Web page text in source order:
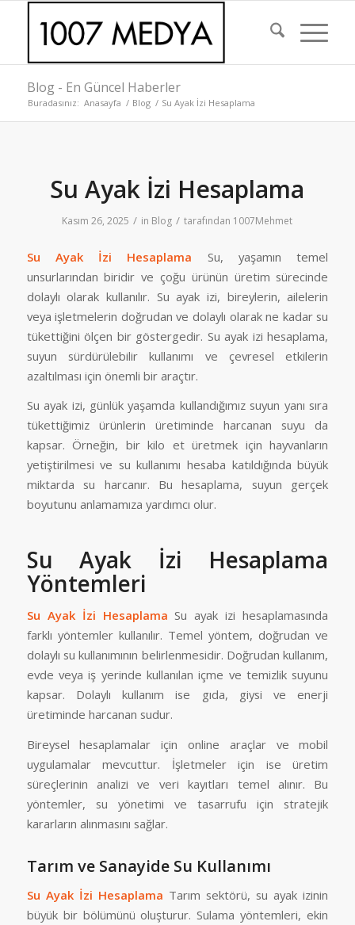
Blog - En Güncel Haberler
Buradasınız: Anasayfa / Blog / Su Ayak İzi Hesaplama
Su Ayak İzi Hesaplama
Kasım 26, 2025 / in Blog / tarafından 1007Mehmet
Su Ayak İzi Hesaplama
Su, yaşamın temel
unsurlarından biridir ve çoğu ürünün üretim sürecinde
dolaylı olarak kullanılır. Su ayak izi, bireylerin, ailelerin
veya işletmelerin doğrudan ve dolaylı olarak ne kadar su
tükettiğini ölçen bir göstergedir. Su ayak izi hesaplama,
suyun sürdürülebilir kullanımı ve çevresel etkilerin
azaltılması için önemli bir araçtır.
Su ayak izi, günlük yaşamda kullandığımız suyun yanı sıra
tükettiğimiz ürünlerin üretiminde harcanan suyu da
kapsar. Örneğin, bir kilo et üretmek için hayvanların
yetiştirilmesi ve su kullanımı hesaba katıldığında büyük
miktarda su harcanır. Bu hesaplama, suyun gerçek
boyutunu anlamamıza yardımcı olur.
Su Ayak İzi Hesaplama
Yöntemleri
Su Ayak İzi HesaplamaSu ayak izi hesaplamasında
farklı yöntemler kullanılır. Temel yöntem, doğrudan ve
dolaylı su kullanımının belirlenmesidir. Doğrudan kullanım,
evde veya iş yerinde kullanılan içme ve temizlik suyunu
kapsar. Dolaylı kullanım ise gıda, giysi ve enerji
üretiminde harcanan sudur.
Bireysel hesaplamalar için online araçlar ve mobil
uygulamalar mevcuttur. İşletmeler için ise üretim
süreçlerinin analizi ve veri kayıtları temel alınır. Bu
yöntemler, su yönetimi ve tasarrufu için stratejik
kararların alınmasını sağlar.
Tarım ve Sanayide Su Kullanımı
Su Ayak İzi Hesaplama Tarım sektörü, su ayak izinin
büyük bir bölümünü oluşturur. Sulama yöntemleri, ekin